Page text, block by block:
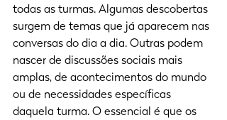
todas as turmas. Algumas descobertas
surgem de temas que já aparecem nas
conversas do dia a dia. Outras podem
nascer de discussões sociais mais
amplas, de acontecimentos do mundo
ou de necessidades específicas
daquela turma. O essencial é que os